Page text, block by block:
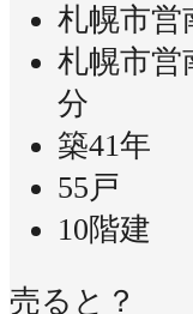
札幌市営
札幌市営
分
築41年
55戸
10階建
売ると？